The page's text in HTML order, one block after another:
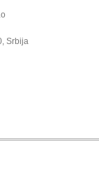
Srbija